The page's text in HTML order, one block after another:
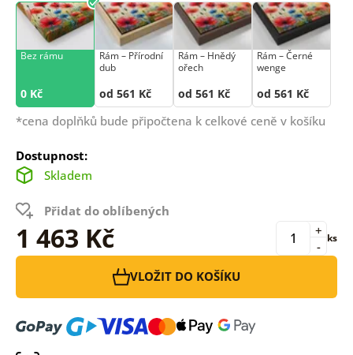
Bez rámu
0 Kč
Rám –⁠⁠⁠⁠⁠⁠ Přírodní
dub
od 561 Kč
Rám –⁠⁠⁠⁠⁠⁠ Hnědý
ořech
od 561 Kč
Rám –⁠⁠⁠⁠⁠⁠ Černé
wenge
od 561 Kč
*cena doplňků bude připočtena k celkové ceně v košíku
Dostupnost:
Skladem
Přidat do oblíbených
1 463 Kč -
+ ks
VLOŽIT DO KOŠÍKU